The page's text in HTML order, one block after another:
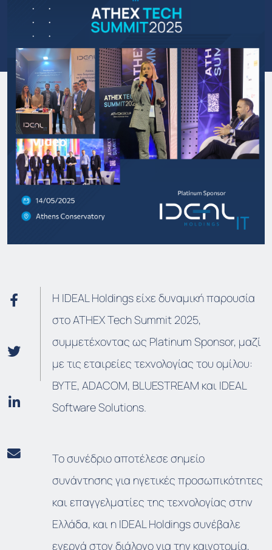
Η IDEAL Holdings είχε δυναμική παρουσία
στο ATHEX Tech Summit 2025,
συμμετέχοντας ως Platinum Sponsor, μαζί
με τις εταιρείες τεχνολογίας του ομίλου:
BYTE, ADACOM, BLUESTREAM και IDEAL
Software Solutions.
Το συνέδριο αποτέλεσε σημείο
συνάντησης για ηγετικές προσωπικότητες
και επαγγελματίες της τεχνολογίας στην
Ελλάδα, και η IDEAL Holdings συνέβαλε
ενεργά στον διάλογο για την καινοτομία,